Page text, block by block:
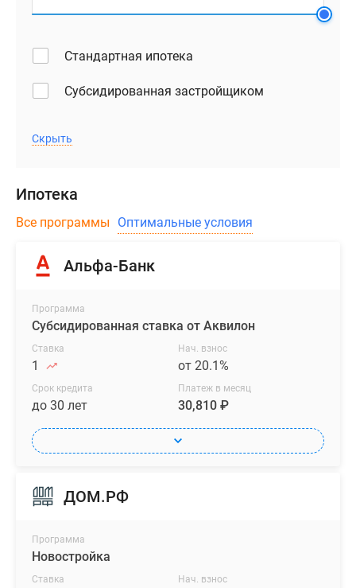
Стандартная ипотека
Субсидированная застройщиком
Скрыть
Ипотека
Все программы Оптимальные условия
Альфа-Банк
Программа
Субсидированная ставка от Аквилон
Ставка
1
Нач. взнос
от 20.1%
Срок кредита
до 30 лет
Платеж в месяц
30,810 ₽
ДОМ.РФ
Программа
Новостройка
Ставка Нач. взнос